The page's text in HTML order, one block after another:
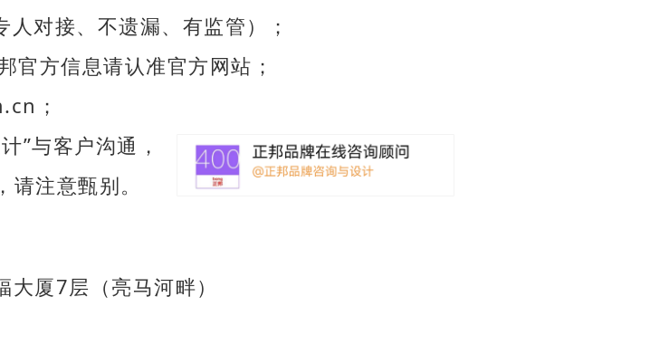
人对接、不遗漏、有监管）；
方信息请认准官方网站；
；
”与客户沟通，
注意甄别。
厦7层（亮马河畔）